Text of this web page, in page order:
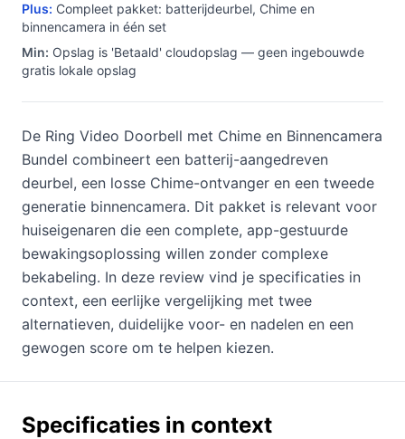
Plus: Compleet pakket: batterijdeurbel, Chime en
binnencamera in één set
Min: Opslag is 'Betaald' cloudopslag — geen ingebouwde
gratis lokale opslag
De Ring Video Doorbell met Chime en Binnencamera
Bundel combineert een batterij-aangedreven
deurbel, een losse Chime-ontvanger en een tweede
generatie binnencamera. Dit pakket is relevant voor
huiseigenaren die een complete, app-gestuurde
bewakingsoplossing willen zonder complexe
bekabeling. In deze review vind je specificaties in
context, een eerlijke vergelijking met twee
alternatieven, duidelijke voor- en nadelen en een
gewogen score om te helpen kiezen.
Specificaties in context